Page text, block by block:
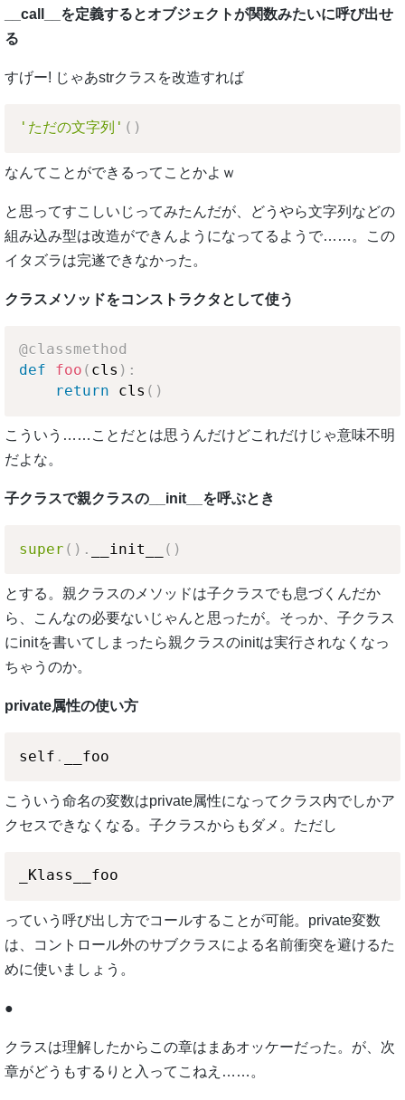
__call__を定義するとオブジェクトが関数みたいに呼び出せ
る
すげー! じゃあstrクラスを改造すれば
'ただの文字列' ( )
なんてことができるってことかよｗ
と思ってすこしいじってみたんだが、どうやら文字列などの
組み込み型は改造ができんようになってるようで……。この
イタズラは完遂できなかった。
クラスメソッドをコンストラクタとして使う
@classmethod
def
foo ( cls ) :
return cls ( )
こういう……ことだとは思うんだけどこれだけじゃ意味不明
だよな。
子クラスで親クラスの__init__を呼ぶとき
super ( ) . __init__ ( )
とする。親クラスのメソッドは子クラスでも息づくんだか
ら、こんなの必要ないじゃんと思ったが。そっか、子クラス
にinitを書いてしまったら親クラスのinitは実行されなくなっ
ちゃうのか。
private属性の使い方
self .
こういう命名の変数はprivate属性になってクラス内でしかア
クセスできなくなる。子クラスからもダメ。ただし
っていう呼び出し方でコールすることが可能。private変数
は、コントロール外のサブクラスによる名前衝突を避けるた
めに使いましょう。
●
クラスは理解したからこの章はまあオッケーだった。が、次
章がどうもするりと入ってこねえ……。